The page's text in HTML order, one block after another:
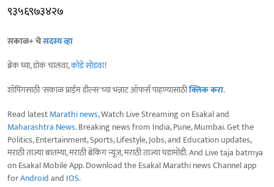
९३५६९७३४२७
सकाळ+ चेसदस्य व्हा
ब्रेक घ्या, डोकं चालवा,कोडे सोडवा!
शॉपिंगसाठी 'सकाळ प्राईम डील्स'च्या भन्नाट ऑफर्स पाहण्यासाठीक्लिक करा.
Read latestMarathi news, Watch Live Streaming on Esakal and
Maharashtra News. Breaking news from India, Pune, Mumbai. Get the
Politics, Entertainment, Sports, Lifestyle, Jobs, and Education updates,
मराठी ताज्या बातम्या, मराठी ब्रेकिंग न्यूज, मराठी ताज्या घडामोडी. And Live taja batmya
on Esakal Mobile App. Download the Esakal Marathi news Channel app
forAndroidand IOS.